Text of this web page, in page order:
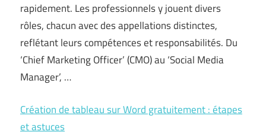
rapidement. Les professionnels y jouent divers
rôles, chacun avec des appellations distinctes,
reflétant leurs compétences et responsabilités. Du
‘Chief Marketing Officer’ (CMO) au ‘Social Media
Manager’, …
Création de tableau sur Word gratuitement : étapes
et astuces